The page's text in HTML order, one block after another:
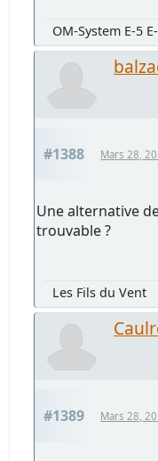
OM-System E-5
#1388 Mars 28,
Une alternative
trouvable ?
Les Fils du Vent
#1389 Mars 28,